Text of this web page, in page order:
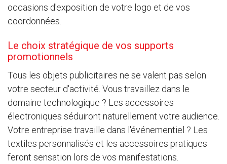
occasions d'exposition de votre logo et de vos
coordonnées.
Le choix stratégique de vos supports
promotionnels
Tous les objets publicitaires ne se valent pas selon
votre secteur d'activité. Vous travaillez dans le
domaine technologique ? Les accessoires
électroniques séduiront naturellement votre audience.
Votre entreprise travaille dans l'événementiel ? Les
textiles personnalisés et les accessoires pratiques
feront sensation lors de vos manifestations.